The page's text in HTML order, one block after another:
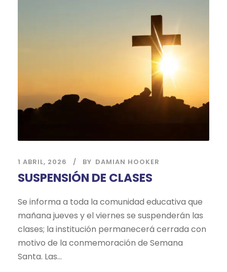
1 ABRIL, 2026 BY DAMIAN HOOKER
SUSPENSIÓN DE CLASES
Se informa a toda la comunidad educativa que
mañana jueves y el viernes se suspenderán las
clases; la institución permanecerá cerrada con
motivo de la conmemoración de Semana
Santa. Las...